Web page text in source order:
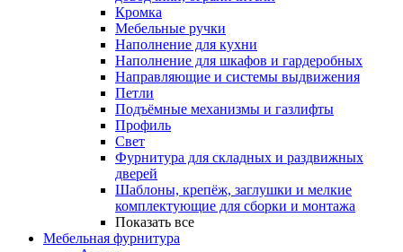
Кромка
Мебельные ручки
Наполнение для кухни
Наполнение для шкафов и гардеробных
Направляющие и системы выдвижения
Петли
Подъёмные механизмы и газлифты
Профиль
Свет
Фурнитура для складных и раздвижных
дверей
Шаблоны, крепёж, заглушки и мелкие
комплектующие для сборки и монтажа
Показать все
Мебельная фурнитура